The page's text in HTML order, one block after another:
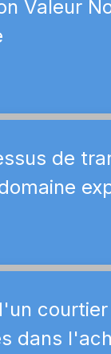
Valeur
de
courtier
dans